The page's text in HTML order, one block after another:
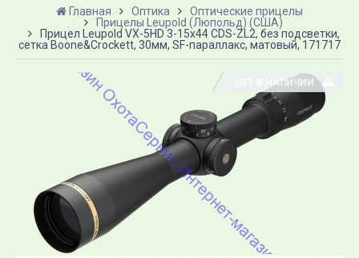
Главная Оптика
Оптические прицелы
Прицелы Leupold (Люпольд) (США)
Прицел Leupold VX-5HD 3-15x44 CDS-ZL2, без подсветки,
сетка Boone&Crockett, 30мм, SF-параллакс, матовый, 171717
НЕТ В НАЛИЧИИ